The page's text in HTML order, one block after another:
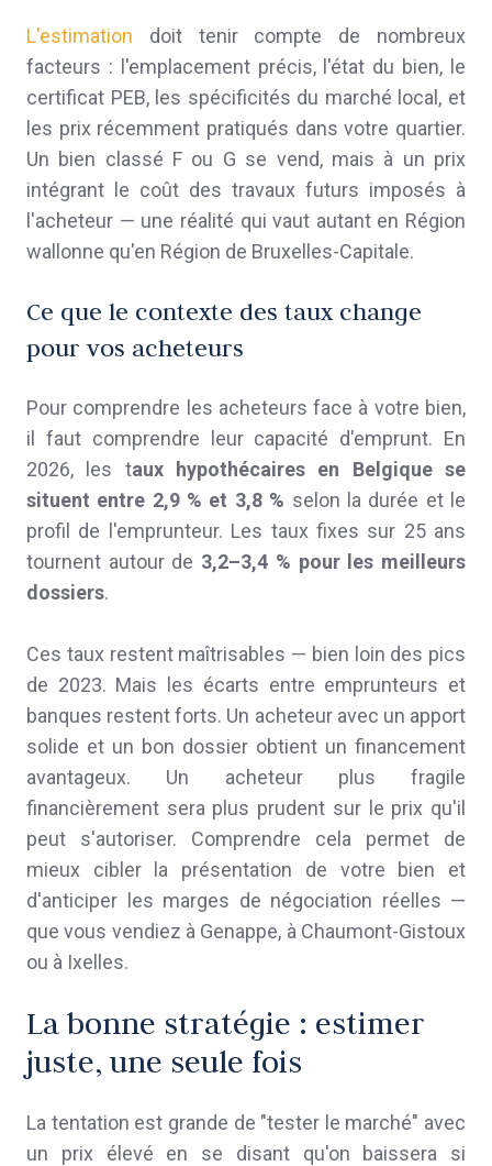
L'estimation doit tenir compte de nombreux
facteurs : l'emplacement précis, l'état du bien, le
certificat PEB, les spécificités du marché local, et
les prix récemment pratiqués dans votre quartier.
Un bien classé F ou G se vend, mais à un prix
intégrant le coût des travaux futurs imposés à
l'acheteur — une réalité qui vaut autant en Région
wallonne qu'en Région de Bruxelles-Capitale.
Ce que le contexte des taux change
pour vos acheteurs
Pour comprendre les acheteurs face à votre bien,
il faut comprendre leur capacité d'emprunt. En
2026, les taux hypothécaires en Belgique se
situent entre 2,9 % et 3,8 % selon la durée et le
profil de l'emprunteur. Les taux fixes sur 25 ans
tournent autour de 3,2–3,4 % pour les meilleurs
dossiers.
Ces taux restent maîtrisables — bien loin des pics
de 2023. Mais les écarts entre emprunteurs et
banques restent forts. Un acheteur avec un apport
solide et un bon dossier obtient un financement
avantageux. Un acheteur plus fragile
financièrement sera plus prudent sur le prix qu'il
peut s'autoriser. Comprendre cela permet de
mieux cibler la présentation de votre bien et
d'anticiper les marges de négociation réelles —
que vous vendiez à Genappe, à Chaumont-Gistoux
ou à Ixelles.
La bonne stratégie : estimer
juste, une seule fois
La tentation est grande de "tester le marché" avec
un prix élevé en se disant qu'on baissera si